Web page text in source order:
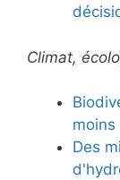
Climat,
Des